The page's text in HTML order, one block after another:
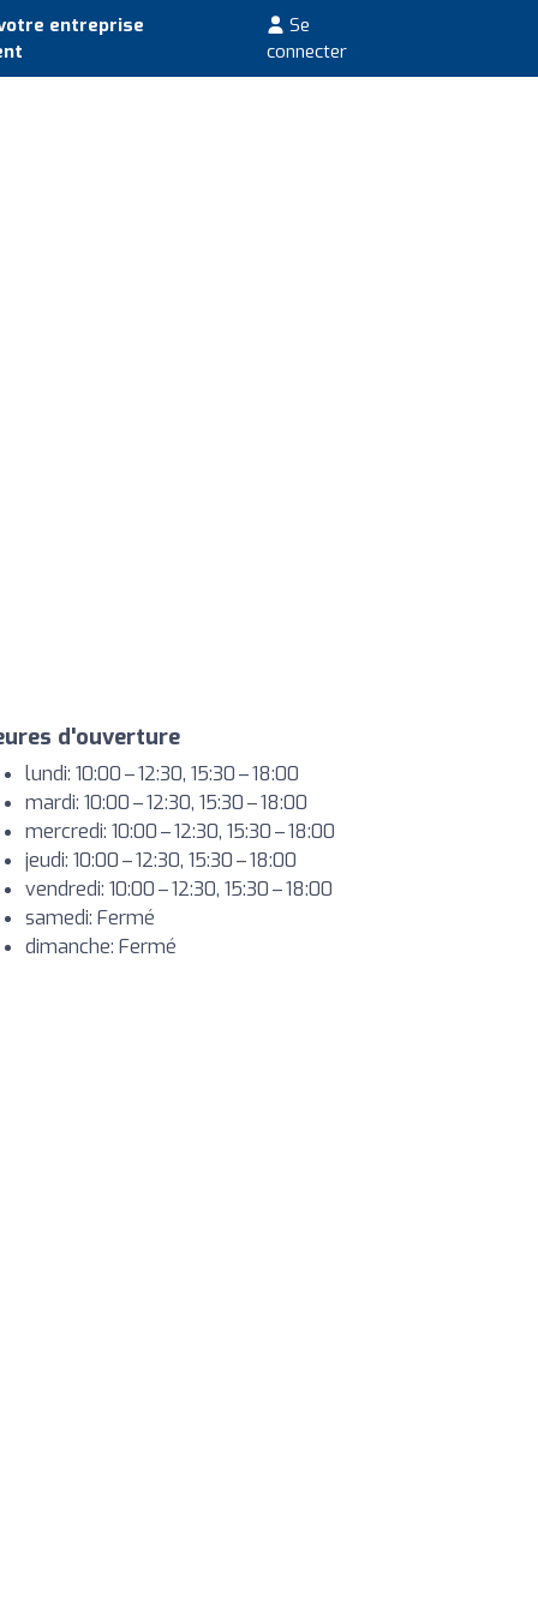
entreprise
Se
connecter
d'ouverture
lundi: 10:00 – 12:30, 15:30 – 18:00
mardi: 10:00 – 12:30, 15:30 – 18:00
mercredi: 10:00 – 12:30, 15:30 – 18:00
jeudi: 10:00 – 12:30, 15:30 – 18:00
vendredi: 10:00 – 12:30, 15:30 – 18:00
samedi: Fermé
dimanche: Fermé